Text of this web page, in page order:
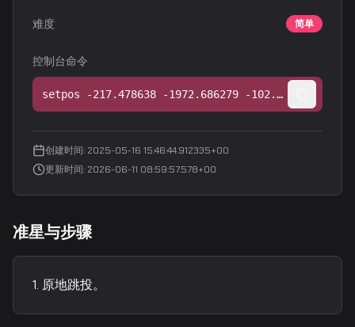
难度 简单
控制台命令
setpos -217.478638 -1972.686279 -102.697464;setang -26.411612 96.259224 0.000000
创建时间: 2025-05-16 15:46:44.912335+00
更新时间: 2026-06-11 08:59:57.578+00
准星与步骤
原地跳投。